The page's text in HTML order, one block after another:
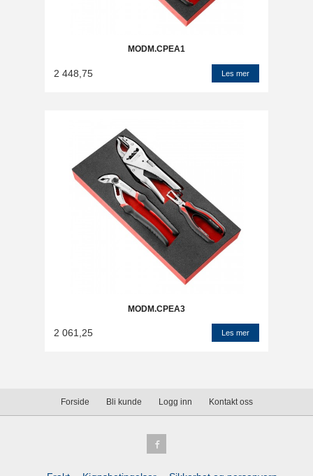
MODM.CPEA1
2 448,75 Les mer
MODM.CPEA3
2 061,25 Les mer
Forside Bli kunde Logg inn Kontakt oss